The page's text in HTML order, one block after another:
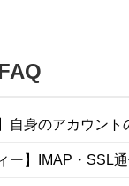
自身のアカウン
ー】IMAP・SSL